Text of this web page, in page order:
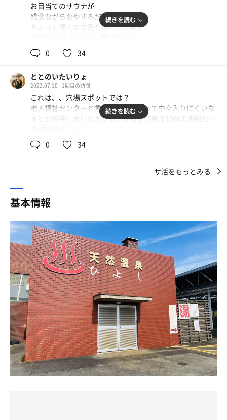
お目当てのサウナが
残念ながらおやすみだったので
ちょっと遠くまで足を伸ばして開拓✨
お隣の福祉センターさんにも
訪れるのは実は20年ぶり
まずはお湯が本当に素晴らしい！
もう完全に化粧水です✨
源泉39℃、摩擦レスの湯でした♨️
小さめのストーンサウナでしたが
サウナは貸し切り状態。
セルフアウフグース
雛壇は2段🪜6人くらい
清掃がとても行き届いていて
気持ちよかったです✨
サウナマットもあるし
荷物置きもあります。
水風呂はないですが
町水道のかけ水を
じゃんじゃんかけることができて
さっぱりしました。
ととのうために
電気風呂横のちょっとした
スペースにお風呂椅子運んで座りました。
続きを読む
0 34
ととのいたいりょ
2022.07.10 1回目の訪問
これは、、穴場スポットでは？
老人福祉センターと言う名前だけあって中々入りにくいな
ぁとか勝手に思いながらも、🥋帰りに車で10分の距離だっ
水風呂なしでかけ水、シャワーのみ、外気浴はなしという
条件を受け入れれば、220円という安さでサクッとサウナ
地元の方の年齢層もかなり高めなのかサウナは誰も入らな
6人ほど入れそうなスペース、温度計、12分計あり。TVな
し。
とても綺麗で、あまり利用者はいない？
8分×3セット
#水風呂
なし、かけ水もしくはシャワーを利用
#休憩スペース
窓が開いているところか脱衣所
冷水機あり、ドライヤー無料
続きを読む
0 34
サ活をもっとみる
基本情報